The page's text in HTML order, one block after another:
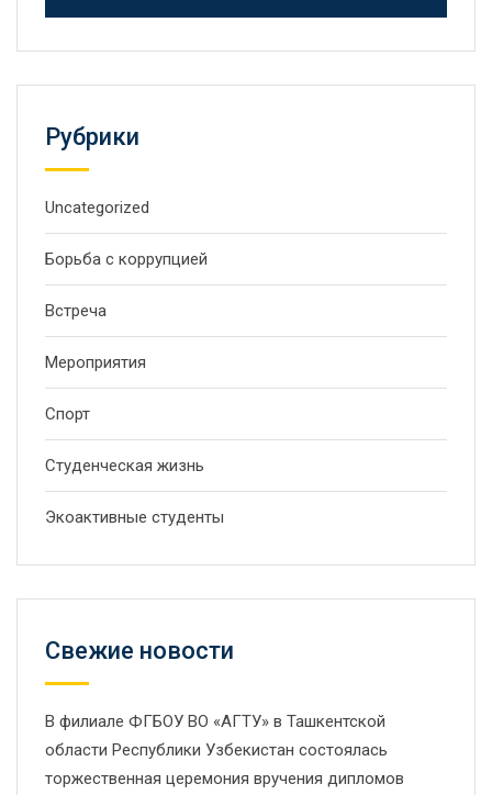
Рубрики
Uncategorized
Борьба с коррупцией
Встреча
Мероприятия
Спорт
Студенческая жизнь
Экоактивные студенты
Свежие новости
В филиале ФГБОУ ВО «АГТУ» в Ташкентской
области Республики Узбекистан состоялась
торжественная церемония вручения дипломов